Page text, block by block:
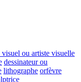
visuel ou artiste visuelle
dessinateur ou
lithographe orfèvre